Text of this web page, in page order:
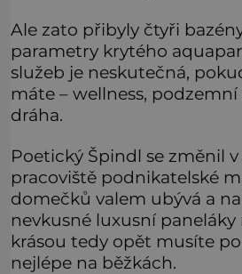
Ale zato přibyly čtyři
parametry krytého
služeb je neskutečná,
máte – wellness,
dráha.
Poetický Špindl se změnil
pracoviště podnikatelské
domečků valem ubývá a
nevkusné luxusní
krásou tedy opět musíte
nejlépe na běžkách.